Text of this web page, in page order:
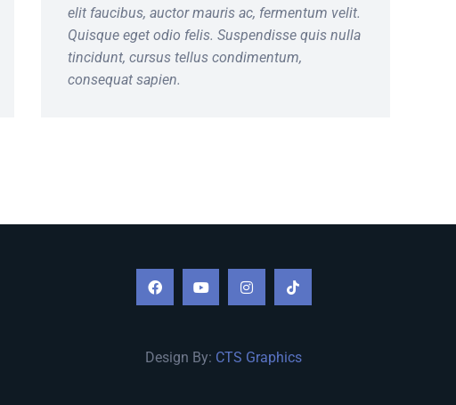
elit faucibus, auctor mauris ac, fermentum velit.
Quisque eget odio felis. Suspendisse quis nulla
tincidunt, cursus tellus condimentum,
consequat sapien.
Design By: CTS Graphics